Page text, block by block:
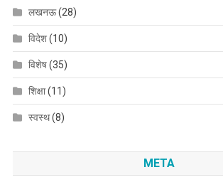
लखनऊ(28)
विदेश(10)
विशेष(35)
शिक्षा(11)
स्वस्थ(8)
META